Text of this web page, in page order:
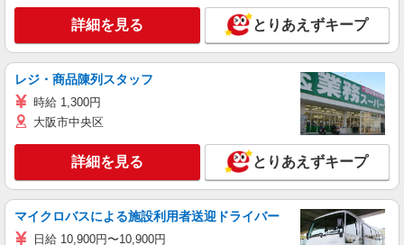
詳細を見る とりあえずキープ
レジ・商品陳列スタッフ
時給 1,300円
大阪市中央区
詳細を見る とりあえずキープ
マイクロバスによる施設利用者送迎ドライバー
日給 10,900円〜10,900円